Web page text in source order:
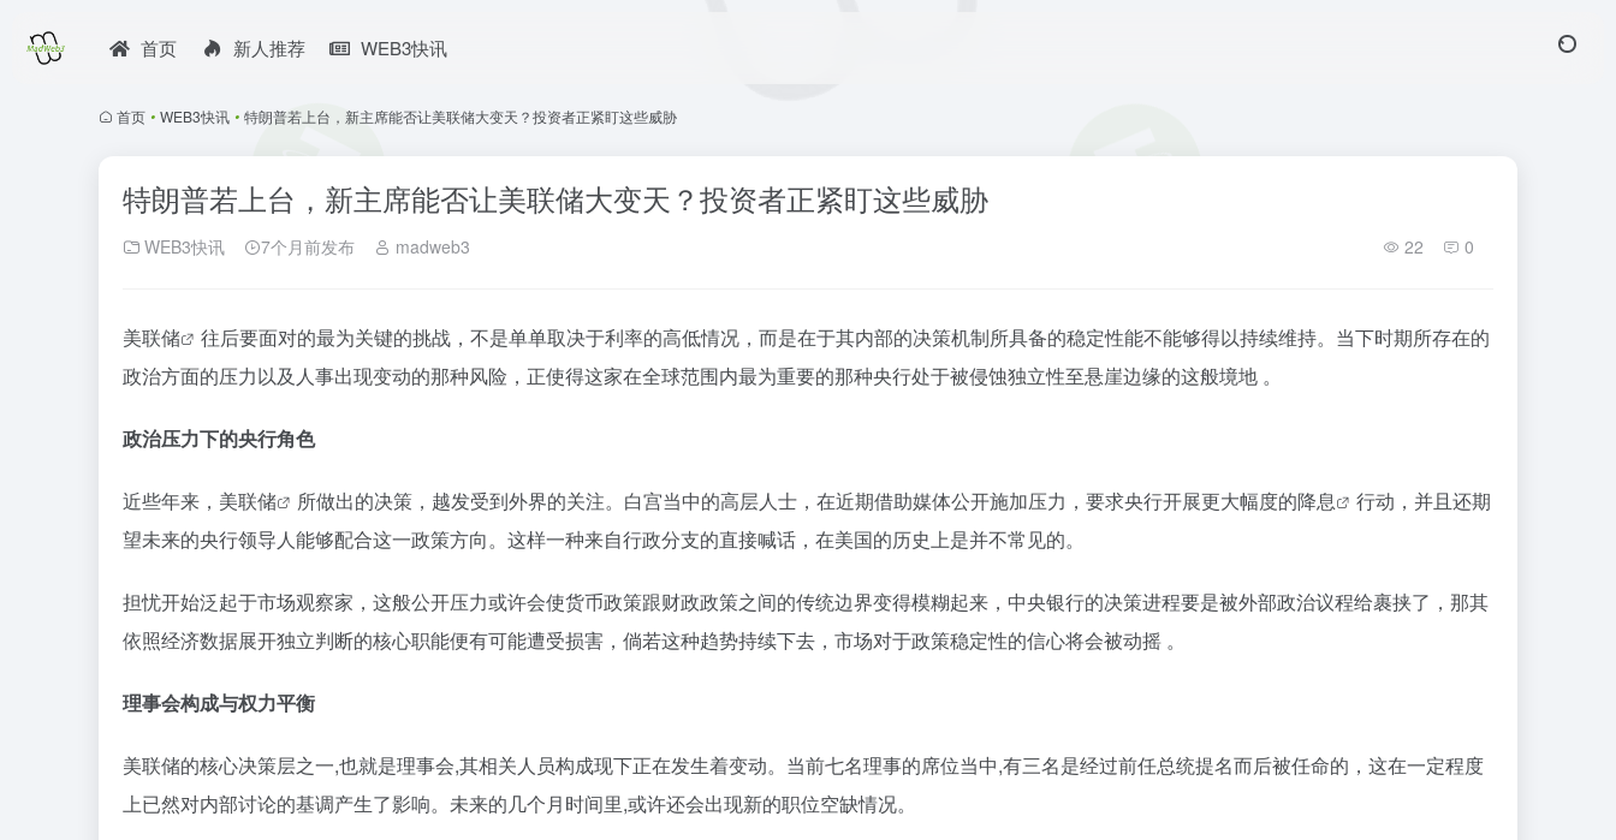
首页 新人推荐 WEB3快讯
首页 • WEB3快讯 • 特朗普若上台，新主席能否让美联储大变天？投资者正紧盯这些威胁
特朗普若上台，新主席能否让美联储大变天？投资者正紧盯这些威胁
WEB3快讯 7个月前发布 madweb3 22 0
美联储
往后要面对的最为关键的挑战，不是单单取决于利率的高低情况，而是在于其内部的决策机制所具备的稳定性能不能够得以持续维持。当下时期所存在的
政治方面的压力以及人事出现变动的那种风险，正使得这家在全球范围内最为重要的那种央行处于被侵蚀独立性至悬崖边缘的这般境地 。
政治压力下的央行角色
近些年来， 美联储 所做出的决策，越发受到外界的关注。白宫当中的高层人士，在近期借助媒体公开施加压力，要求央行开展更大幅度的降息
行动，并且还期
望未来的央行领导人能够配合这一政策方向。这样一种来自行政分支的直接喊话，在美国的历史上是并不常见的。
担忧开始泛起于市场观察家，这般公开压力或许会使货币政策跟财政政策之间的传统边界变得模糊起来，中央银行的决策进程要是被外部政治议程给裹挟了，那其
依照经济数据展开独立判断的核心职能便有可能遭受损害，倘若这种趋势持续下去，市场对于政策稳定性的信心将会被动摇 。
理事会构成与权力平衡
美联储的核心决策层之一,也就是理事会,其相关人员构成现下正在发生着变动。当前七名理事的席位当中,有三名是经过前任总统提名而后被任命的，这在一定程度
上已然对内部讨论的基调产生了影响。未来的几个月时间里,或许还会出现新的职位空缺情况。